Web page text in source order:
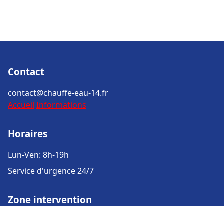
Contact
contact@chauffe-eau-14.fr
Accueil Informations
Horaires
Lun-Ven: 8h-19h
Service d'urgence 24/7
Zone intervention